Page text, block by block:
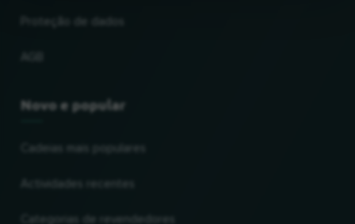
Novo e popular
Cadeias mais populares